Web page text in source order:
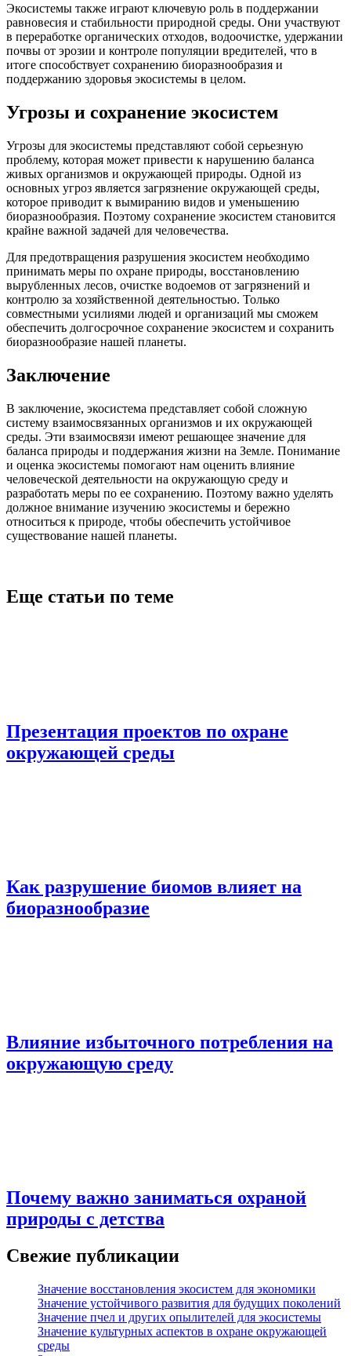
Экосистемы также играют ключевую роль в поддержании
равновесия и стабильности природной среды. Они участвуют
в переработке органических отходов, водоочистке, удержании
почвы от эрозии и контроле популяции вредителей, что в
итоге способствует сохранению биоразнообразия и
поддержанию здоровья экосистемы в целом.
Угрозы и сохранение экосистем
Угрозы для экосистемы представляют собой серьезную
проблему, которая может привести к нарушению баланса
живых организмов и окружающей природы. Одной из
основных угроз является загрязнение окружающей среды,
которое приводит к вымиранию видов и уменьшению
биоразнообразия. Поэтому сохранение экосистем становится
крайне важной задачей для человечества.
Для предотвращения разрушения экосистем необходимо
принимать меры по охране природы, восстановлению
вырубленных лесов, очистке водоемов от загрязнений и
контролю за хозяйственной деятельностью. Только
совместными усилиями людей и организаций мы сможем
обеспечить долгосрочное сохранение экосистем и сохранить
биоразнообразие нашей планеты.
Заключение
В заключение, экосистема представляет собой сложную
систему взаимосвязанных организмов и их окружающей
среды. Эти взаимосвязи имеют решающее значение для
баланса природы и поддержания жизни на Земле. Понимание
и оценка экосистемы помогают нам оценить влияние
человеческой деятельности на окружающую среду и
разработать меры по ее сохранению. Поэтому важно уделять
должное внимание изучению экосистемы и бережно
относиться к природе, чтобы обеспечить устойчивое
существование нашей планеты.
Еще статьи по теме
Презентация проектов по охране
окружающей среды
Как разрушение биомов влияет на
биоразнообразие
Влияние избыточного потребления на
окружающую среду
Почему важно заниматься охраной
природы с детства
Свежие публикации
Значение восстановления экосистем для экономики
Значение устойчивого развития для будущих поколений
Значение пчел и других опылителей для экосистемы
Значение культурных аспектов в охране окружающей
среды